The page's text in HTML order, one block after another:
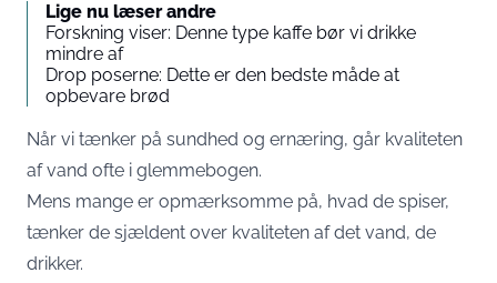
Lige nu læser andre
Forskning viser: Denne type kaffe bør vi drikke
mindre af
Drop poserne: Dette er den bedste måde at
opbevare brød
Når vi tænker på sundhed og ernæring, går kvaliteten
af vand ofte i glemmebogen.
Mens mange er opmærksomme på, hvad de spiser,
tænker de sjældent over kvaliteten af det vand, de
drikker.